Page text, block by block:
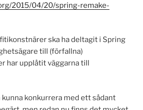
2015/04/20/spring-remake-
ska ha deltagit i Spring
till (förfallna)
har upplåtit väggarna till
kunna konkurrera med ett sådant